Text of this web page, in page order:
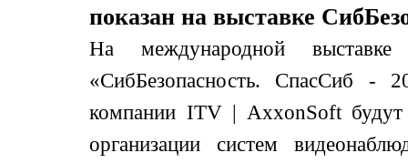
показан на выставке
На международной
«СибБезопасность. СпасСиб -
компании ITV | AxxonSoft будут
организации систем